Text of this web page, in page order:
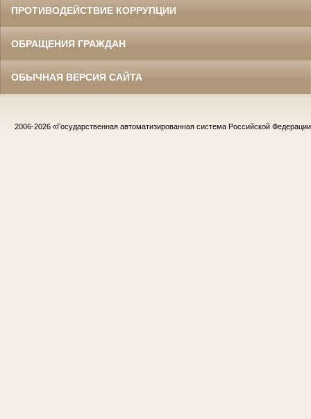
ПРОТИВОДЕЙСТВИЕ КОРРУПЦИИ
ОБРАЩЕНИЯ ГРАЖДАН
ОБЫЧНАЯ ВЕРСИЯ САЙТА
2006-2026 «Государственная автоматизированная система Российской